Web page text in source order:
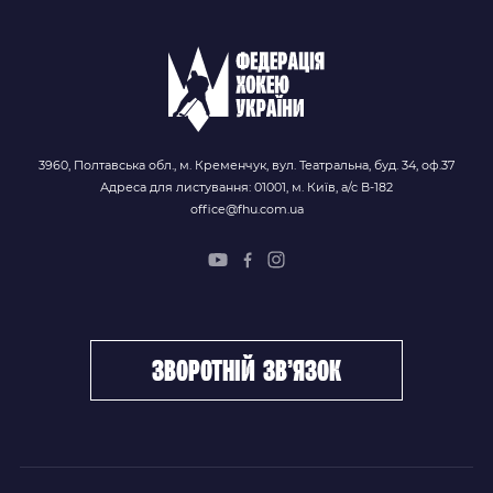
3960, Полтавська обл., м. Кременчук, вул. Театральна, буд. 34, оф.37
Адреса для листування: 01001, м. Київ, а/с В-182
office@fhu.com.ua
зворотній зв’язок